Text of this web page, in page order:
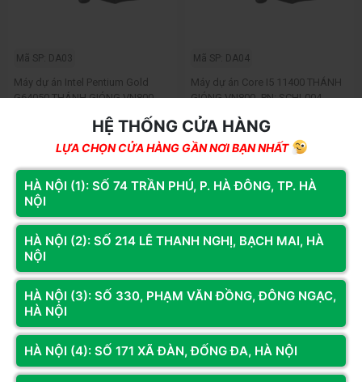
Mã SP: DA03
Máy dự án Intel Pentium Gold
G64050 THÁNH GIÓNG VN800 -
Còn hàng Thêm vào giỏ
Mã SP: DA04
Máy dự án Core I5 11400 THÁNH
GIÓNG VN800 -PN: SCHL004
13.400.000đ
Còn hàng Thêm vào giỏ
HỆ THỐNG CỬA HÀNG
LỰA CHỌN CỬA HÀNG GẦN NƠI BẠN NHẤT
HÀ NỘI (1): SỐ 74 TRẦN PHÚ, P. HÀ ĐÔNG, TP. HÀ
NỘI
HÀ NỘI (2): SỐ 214 LÊ THANH NGHỊ, BẠCH MAI, HÀ
NỘI
HÀ NỘI (3): SỐ 330, PHẠM VĂN ĐỒNG, ĐÔNG NGẠC,
HÀ NỘI
HÀ NỘI (4): SỐ 171 XÃ ĐÀN, ĐỐNG ĐA, HÀ NỘI